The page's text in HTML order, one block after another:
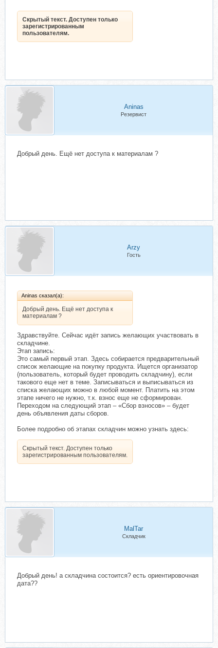
Скрытый текст. Доступен только
зарегистрированным
пользователям.
Aninas
Резервист
Добрый день. Ещё нет доступа к материалам ?
Arzy
Гость
Aninas сказал(а):
Добрый день. Ещё нет доступа к
материалам ?
Здравствуйте. Сейчас идёт запись желающих участвовать в
складчине.
Этап запись:
Это самый первый этап. Здесь собирается предварительный
список желающие на покупку продукта. Ищется организатор
(пользователь, который будет проводить складчину), если
такового еще нет в теме. Записываться и выписываться из
списка желающих можно в любой момент. Платить на этом
этапе ничего не нужно, т.к. взнос еще не сформирован.
Переходом на следующий этап – «Сбор взносов» – будет
день объявления даты сборов.
Более подробно об этапах складчин можно узнать здесь:
Скрытый текст. Доступен только
зарегистрированным пользователям.
MalTar
Складчик
Добрый день! а складчина состоится? есть ориентировочная
дата??